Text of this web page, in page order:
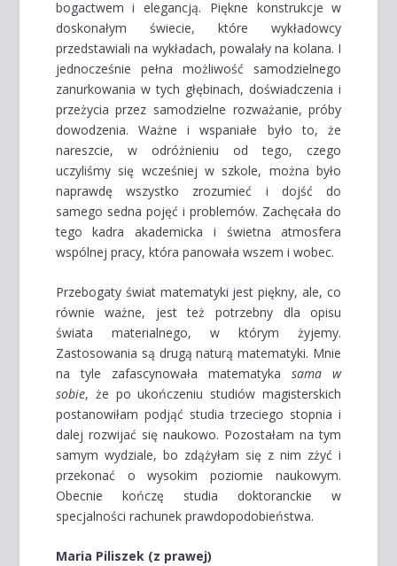
bogactwem i elegancją. Piękne konstrukcje w
doskonałym świecie, które wykładowcy
przedstawiali na wykładach, powalały na kolana. I
jednocześnie pełna możliwość samodzielnego
zanurkowania w tych głębinach, doświadczenia i
przeżycia przez samodzielne rozważanie, próby
dowodzenia. Ważne i wspaniałe było to, że
nareszcie, w odróżnieniu od tego, czego
uczyliśmy się wcześniej w szkole, można było
naprawdę wszystko zrozumieć i dojść do
samego sedna pojęć i problemów. Zachęcała do
tego kadra akademicka i świetna atmosfera
wspólnej pracy, która panowała wszem i wobec.
Przebogaty świat matematyki jest piękny, ale, co
równie ważne, jest też potrzebny dla opisu
świata materialnego, w którym żyjemy.
Zastosowania są drugą naturą matematyki. Mnie
na tyle zafascynowała matematykasama w
sobie, że po ukończeniu studiów magisterskich
postanowiłam podjąć studia trzeciego stopnia i
dalej rozwijać się naukowo. Pozostałam na tym
samym wydziale, bo zdążyłam się z nim zżyć i
przekonać o wysokim poziomie naukowym.
Obecnie kończę studia doktoranckie w
specjalności rachunek prawdopodobieństwa.
Maria Piliszek (z prawej)